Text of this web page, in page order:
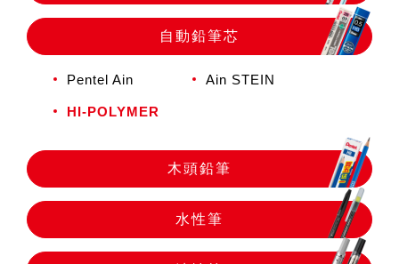
自動鉛筆
自動鉛筆芯
木頭鉛筆
水性筆
自動鉛筆芯
Pentel Ain Ain STEIN
HI-POLYMER
木頭鉛筆
水性筆